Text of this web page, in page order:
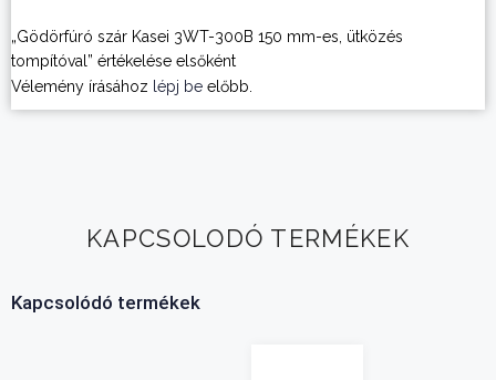
„Gödörfúró szár Kasei 3WT-300B 150 mm-es, ütközés
tompítóval” értékelése elsőként
Vélemény írásához lépj be előbb.
KAPCSOLODÓ TERMÉKEK
Kapcsolódó termékek